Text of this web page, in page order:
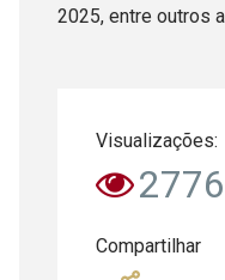
2025, entre outros
Visualizações:
2776
Compartilhar